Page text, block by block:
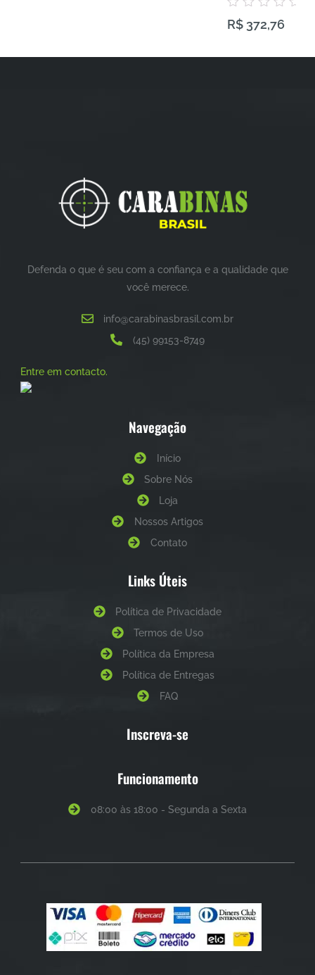
0
R$372,76
Defenda o que é seu com a confiança e a qualidade que
você merece.
info@carabinasbrasil.com.br
(45) 99153-8749
Entre em contacto.
Navegação
Início
Sobre Nós
Loja
Nossos Artigos
Contato
Links Úteis
Política de Privacidade
Termos de Uso
Política da Empresa
Política de Entregas
FAQ
Inscreva-se
Funcionamento
08:00 às 18:00 - Segunda a Sexta